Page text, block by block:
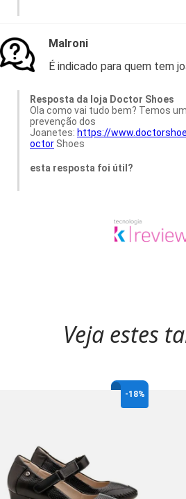
Malroni
É indicado para quem tem
Resposta da loja Doctor Shoes
Ola como vai tudo bem? Temos
prevenção dos
Joanetes: https://
octor Shoes
esta resposta foi útil?
Veja estes
-18%